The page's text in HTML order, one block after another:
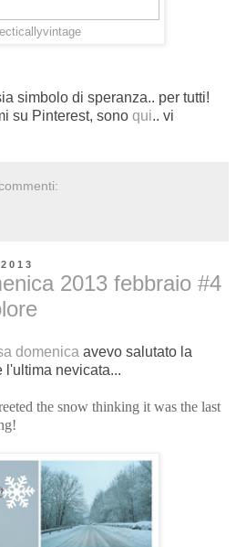
simbolo di speranza.. per tutti!
su Pinterest, sono qui.. vi
2013 febbraio #4
domenica avevo salutato la
l'ultima nevicata...
the snow thinking it was the last